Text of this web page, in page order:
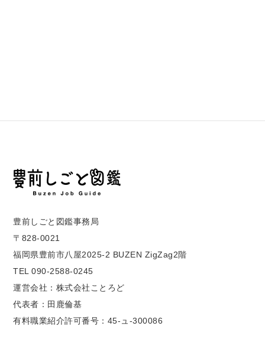
豊前しごと図鑑事務局
〒828-0021
福岡県豊前市八屋2025-2 BUZEN ZigZag2階
TEL 090-2588-0245
運営会社：株式会社ことろど
代表者：田鹿倫基
有料職業紹介許可番号：45-ュ-300086